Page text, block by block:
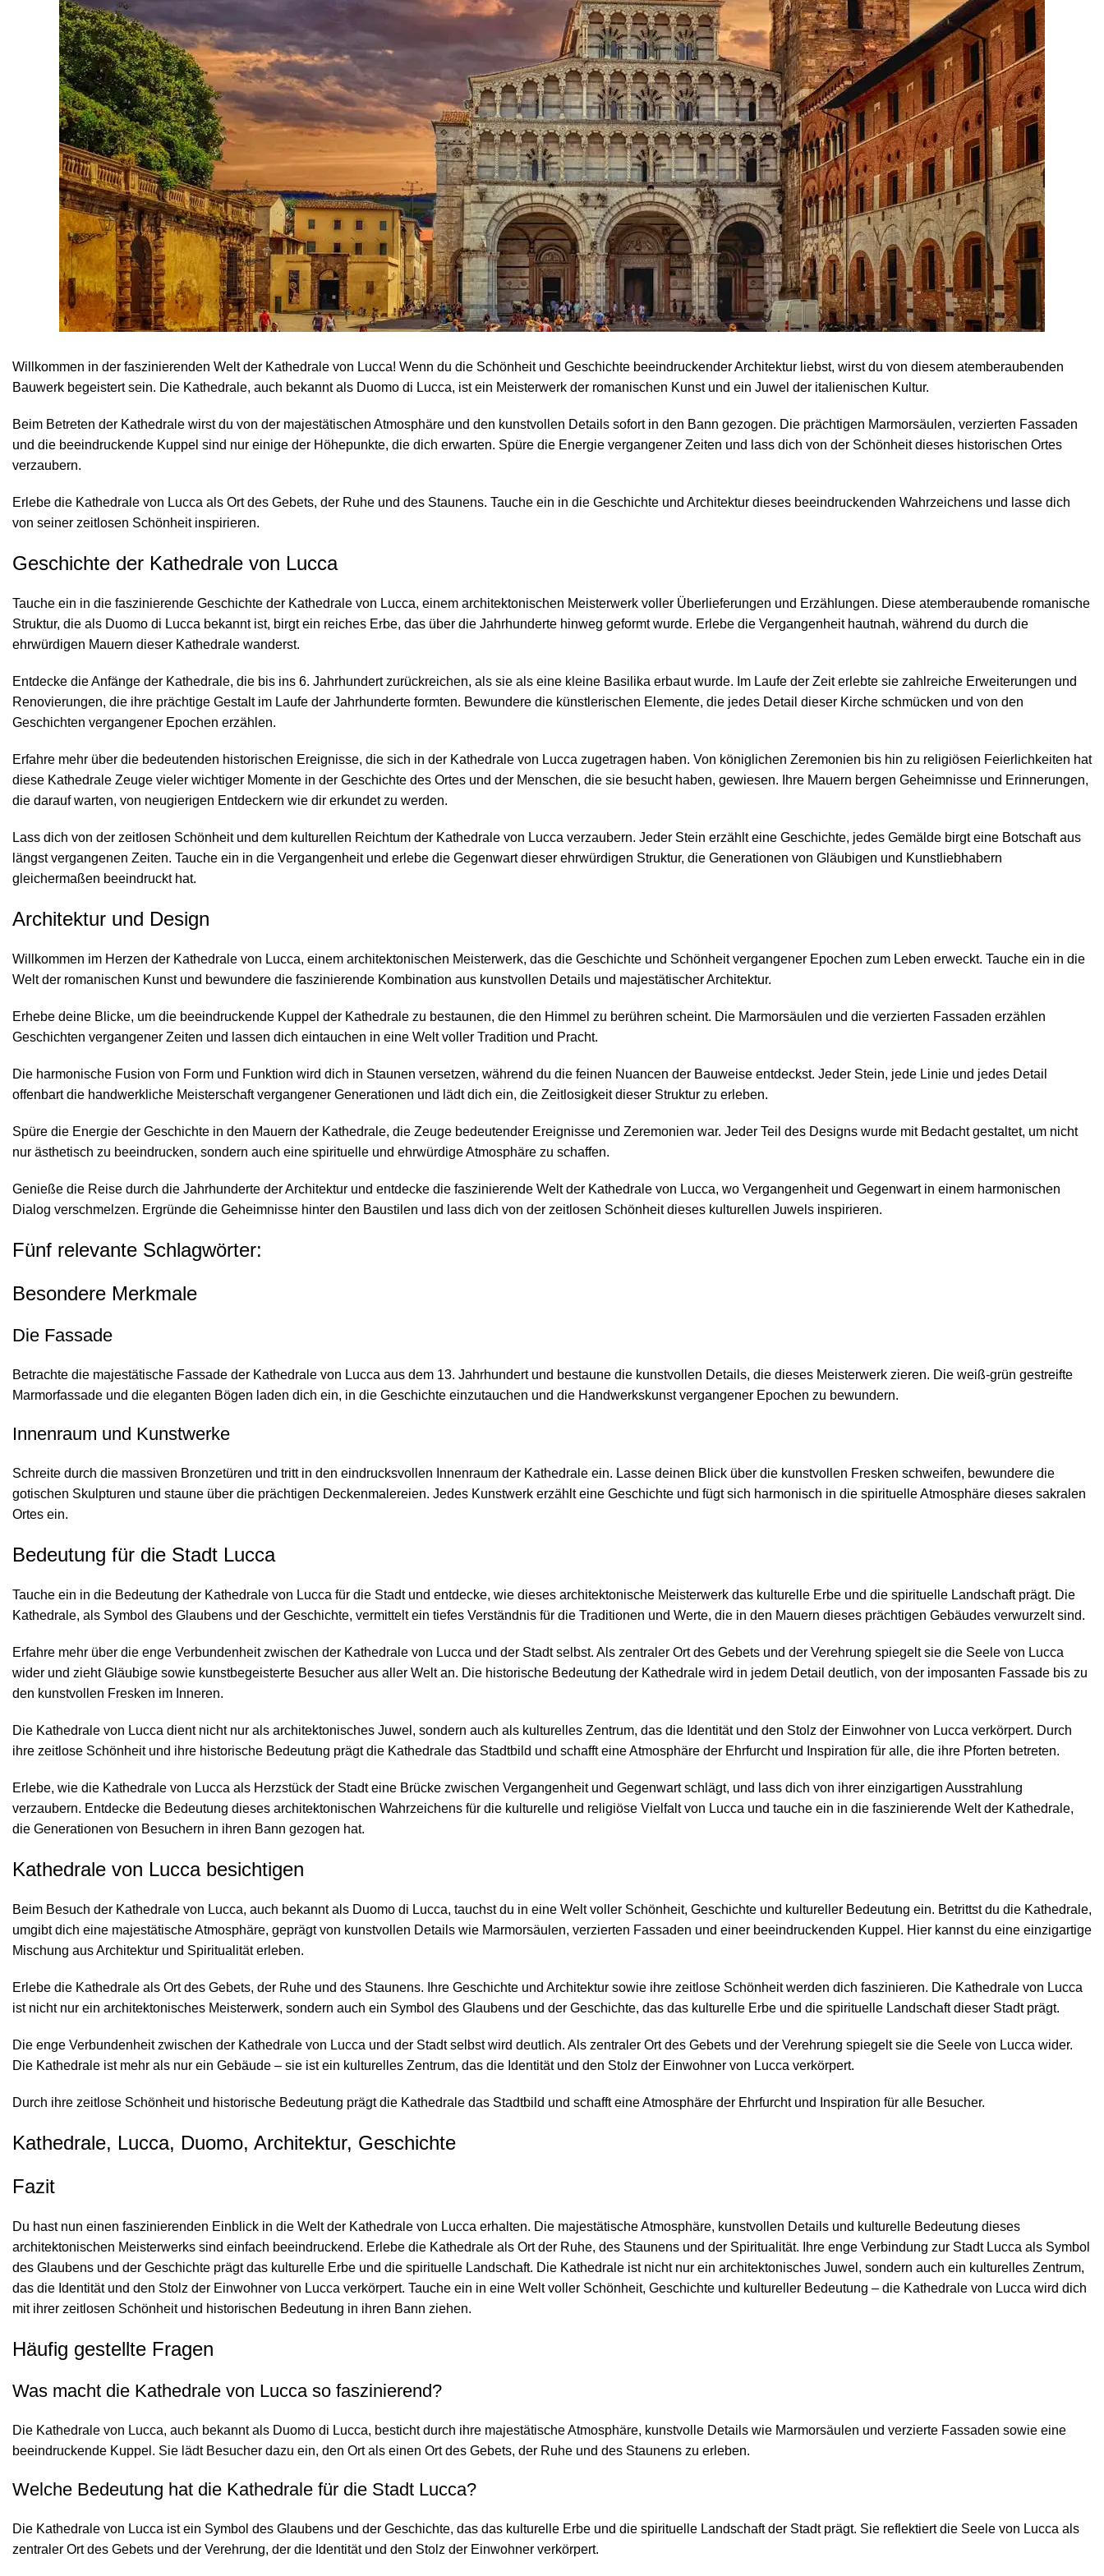
Willkommen in der faszinierenden Welt der Kathedrale von Lucca! Wenn du die Schönheit und Geschichte beeindruckender Architektur liebst, wirst du von diesem atemberaubenden
Bauwerk begeistert sein. Die Kathedrale, auch bekannt als Duomo di Lucca, ist ein Meisterwerk der romanischen Kunst und ein Juwel der italienischen Kultur.
Beim Betreten der Kathedrale wirst du von der majestätischen Atmosphäre und den kunstvollen Details sofort in den Bann gezogen. Die prächtigen Marmorsäulen, verzierten Fassaden
und die beeindruckende Kuppel sind nur einige der Höhepunkte, die dich erwarten. Spüre die Energie vergangener Zeiten und lass dich von der Schönheit dieses historischen Ortes
verzaubern.
Erlebe die Kathedrale von Lucca als Ort des Gebets, der Ruhe und des Staunens. Tauche ein in die Geschichte und Architektur dieses beeindruckenden Wahrzeichens und lasse dich
von seiner zeitlosen Schönheit inspirieren.
Geschichte der Kathedrale von Lucca
Tauche ein in die faszinierende Geschichte der Kathedrale von Lucca, einem architektonischen Meisterwerk voller Überlieferungen und Erzählungen. Diese atemberaubende romanische
Struktur, die als Duomo di Lucca bekannt ist, birgt ein reiches Erbe, das über die Jahrhunderte hinweg geformt wurde. Erlebe die Vergangenheit hautnah, während du durch die
ehrwürdigen Mauern dieser Kathedrale wanderst.
Entdecke die Anfänge der Kathedrale, die bis ins 6. Jahrhundert zurückreichen, als sie als eine kleine Basilika erbaut wurde. Im Laufe der Zeit erlebte sie zahlreiche Erweiterungen und
Renovierungen, die ihre prächtige Gestalt im Laufe der Jahrhunderte formten. Bewundere die künstlerischen Elemente, die jedes Detail dieser Kirche schmücken und von den
Geschichten vergangener Epochen erzählen.
Erfahre mehr über die bedeutenden historischen Ereignisse, die sich in der Kathedrale von Lucca zugetragen haben. Von königlichen Zeremonien bis hin zu religiösen Feierlichkeiten hat
diese Kathedrale Zeuge vieler wichtiger Momente in der Geschichte des Ortes und der Menschen, die sie besucht haben, gewiesen. Ihre Mauern bergen Geheimnisse und Erinnerungen,
die darauf warten, von neugierigen Entdeckern wie dir erkundet zu werden.
Lass dich von der zeitlosen Schönheit und dem kulturellen Reichtum der Kathedrale von Lucca verzaubern. Jeder Stein erzählt eine Geschichte, jedes Gemälde birgt eine Botschaft aus
längst vergangenen Zeiten. Tauche ein in die Vergangenheit und erlebe die Gegenwart dieser ehrwürdigen Struktur, die Generationen von Gläubigen und Kunstliebhabern
gleichermaßen beeindruckt hat.
Architektur und Design
Willkommen im Herzen der Kathedrale von Lucca, einem architektonischen Meisterwerk, das die Geschichte und Schönheit vergangener Epochen zum Leben erweckt. Tauche ein in die
Welt der romanischen Kunst und bewundere die faszinierende Kombination aus kunstvollen Details und majestätischer Architektur.
Erhebe deine Blicke, um die beeindruckende Kuppel der Kathedrale zu bestaunen, die den Himmel zu berühren scheint. Die Marmorsäulen und die verzierten Fassaden erzählen
Geschichten vergangener Zeiten und lassen dich eintauchen in eine Welt voller Tradition und Pracht.
Die harmonische Fusion von Form und Funktion wird dich in Staunen versetzen, während du die feinen Nuancen der Bauweise entdeckst. Jeder Stein, jede Linie und jedes Detail
offenbart die handwerkliche Meisterschaft vergangener Generationen und lädt dich ein, die Zeitlosigkeit dieser Struktur zu erleben.
Spüre die Energie der Geschichte in den Mauern der Kathedrale, die Zeuge bedeutender Ereignisse und Zeremonien war. Jeder Teil des Designs wurde mit Bedacht gestaltet, um nicht
nur ästhetisch zu beeindrucken, sondern auch eine spirituelle und ehrwürdige Atmosphäre zu schaffen.
Genieße die Reise durch die Jahrhunderte der Architektur und entdecke die faszinierende Welt der Kathedrale von Lucca, wo Vergangenheit und Gegenwart in einem harmonischen
Dialog verschmelzen. Ergründe die Geheimnisse hinter den Baustilen und lass dich von der zeitlosen Schönheit dieses kulturellen Juwels inspirieren.
Fünf relevante Schlagwörter:
Besondere Merkmale
Die Fassade
Betrachte die majestätische Fassade der Kathedrale von Lucca aus dem 13. Jahrhundert und bestaune die kunstvollen Details, die dieses Meisterwerk zieren. Die weiß-grün gestreifte
Marmorfassade und die eleganten Bögen laden dich ein, in die Geschichte einzutauchen und die Handwerkskunst vergangener Epochen zu bewundern.
Innenraum und Kunstwerke
Schreite durch die massiven Bronzetüren und tritt in den eindrucksvollen Innenraum der Kathedrale ein. Lasse deinen Blick über die kunstvollen Fresken schweifen, bewundere die
gotischen Skulpturen und staune über die prächtigen Deckenmalereien. Jedes Kunstwerk erzählt eine Geschichte und fügt sich harmonisch in die spirituelle Atmosphäre dieses sakralen
Ortes ein.
Bedeutung für die Stadt Lucca
Tauche ein in die Bedeutung der Kathedrale von Lucca für die Stadt und entdecke, wie dieses architektonische Meisterwerk das kulturelle Erbe und die spirituelle Landschaft prägt. Die
Kathedrale, als Symbol des Glaubens und der Geschichte, vermittelt ein tiefes Verständnis für die Traditionen und Werte, die in den Mauern dieses prächtigen Gebäudes verwurzelt sind.
Erfahre mehr über die enge Verbundenheit zwischen der Kathedrale von Lucca und der Stadt selbst. Als zentraler Ort des Gebets und der Verehrung spiegelt sie die Seele von Lucca
wider und zieht Gläubige sowie kunstbegeisterte Besucher aus aller Welt an. Die historische Bedeutung der Kathedrale wird in jedem Detail deutlich, von der imposanten Fassade bis zu
den kunstvollen Fresken im Inneren.
Die Kathedrale von Lucca dient nicht nur als architektonisches Juwel, sondern auch als kulturelles Zentrum, das die Identität und den Stolz der Einwohner von Lucca verkörpert. Durch
ihre zeitlose Schönheit und ihre historische Bedeutung prägt die Kathedrale das Stadtbild und schafft eine Atmosphäre der Ehrfurcht und Inspiration für alle, die ihre Pforten betreten.
Erlebe, wie die Kathedrale von Lucca als Herzstück der Stadt eine Brücke zwischen Vergangenheit und Gegenwart schlägt, und lass dich von ihrer einzigartigen Ausstrahlung
verzaubern. Entdecke die Bedeutung dieses architektonischen Wahrzeichens für die kulturelle und religiöse Vielfalt von Lucca und tauche ein in die faszinierende Welt der Kathedrale,
die Generationen von Besuchern in ihren Bann gezogen hat.
Kathedrale von Lucca besichtigen
Beim Besuch der Kathedrale von Lucca, auch bekannt als Duomo di Lucca, tauchst du in eine Welt voller Schönheit, Geschichte und kultureller Bedeutung ein. Betrittst du die Kathedrale,
umgibt dich eine majestätische Atmosphäre, geprägt von kunstvollen Details wie Marmorsäulen, verzierten Fassaden und einer beeindruckenden Kuppel. Hier kannst du eine einzigartige
Mischung aus Architektur und Spiritualität erleben.
Erlebe die Kathedrale als Ort des Gebets, der Ruhe und des Staunens. Ihre Geschichte und Architektur sowie ihre zeitlose Schönheit werden dich faszinieren. Die Kathedrale von Lucca
ist nicht nur ein architektonisches Meisterwerk, sondern auch ein Symbol des Glaubens und der Geschichte, das das kulturelle Erbe und die spirituelle Landschaft dieser Stadt prägt.
Die enge Verbundenheit zwischen der Kathedrale von Lucca und der Stadt selbst wird deutlich. Als zentraler Ort des Gebets und der Verehrung spiegelt sie die Seele von Lucca wider.
Die Kathedrale ist mehr als nur ein Gebäude – sie ist ein kulturelles Zentrum, das die Identität und den Stolz der Einwohner von Lucca verkörpert.
Durch ihre zeitlose Schönheit und historische Bedeutung prägt die Kathedrale das Stadtbild und schafft eine Atmosphäre der Ehrfurcht und Inspiration für alle Besucher.
Kathedrale, Lucca, Duomo, Architektur, Geschichte
Fazit
Du hast nun einen faszinierenden Einblick in die Welt der Kathedrale von Lucca erhalten. Die majestätische Atmosphäre, kunstvollen Details und kulturelle Bedeutung dieses
architektonischen Meisterwerks sind einfach beeindruckend. Erlebe die Kathedrale als Ort der Ruhe, des Staunens und der Spiritualität. Ihre enge Verbindung zur Stadt Lucca als Symbol
des Glaubens und der Geschichte prägt das kulturelle Erbe und die spirituelle Landschaft. Die Kathedrale ist nicht nur ein architektonisches Juwel, sondern auch ein kulturelles Zentrum,
das die Identität und den Stolz der Einwohner von Lucca verkörpert. Tauche ein in eine Welt voller Schönheit, Geschichte und kultureller Bedeutung – die Kathedrale von Lucca wird dich
mit ihrer zeitlosen Schönheit und historischen Bedeutung in ihren Bann ziehen.
Häufig gestellte Fragen
Was macht die Kathedrale von Lucca so faszinierend?
Die Kathedrale von Lucca, auch bekannt als Duomo di Lucca, besticht durch ihre majestätische Atmosphäre, kunstvolle Details wie Marmorsäulen und verzierte Fassaden sowie eine
beeindruckende Kuppel. Sie lädt Besucher dazu ein, den Ort als einen Ort des Gebets, der Ruhe und des Staunens zu erleben.
Welche Bedeutung hat die Kathedrale für die Stadt Lucca?
Die Kathedrale von Lucca ist ein Symbol des Glaubens und der Geschichte, das das kulturelle Erbe und die spirituelle Landschaft der Stadt prägt. Sie reflektiert die Seele von Lucca als
zentraler Ort des Gebets und der Verehrung, der die Identität und den Stolz der Einwohner verkörpert.